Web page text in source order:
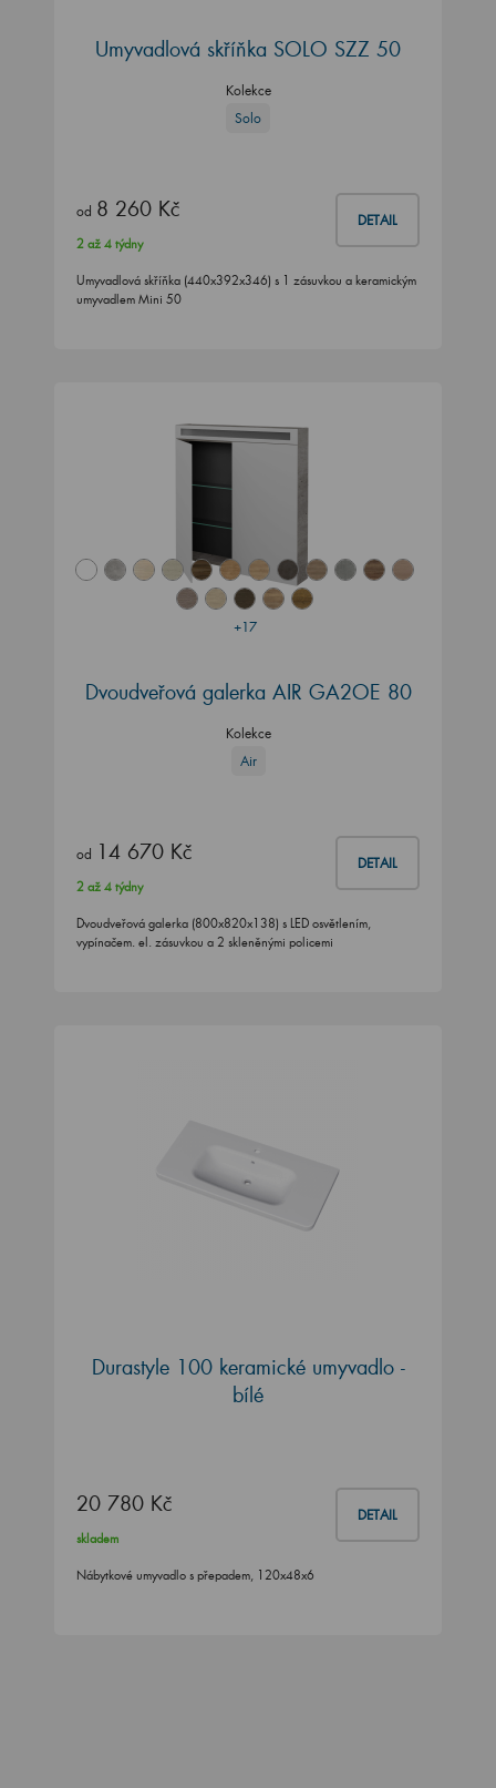
Umyvadlová skříňka SOLO SZZ 50
Kolekce
Solo
od 8 260 Kč DETAIL
2 až 4 týdny
Umyvadlová skříňka (440x392x346) s 1 zásuvkou a keramickým
umyvadlem Mini 50
+17
Dvoudveřová galerka AIR GA2OE 80
Kolekce
Air
od 14 670 Kč DETAIL
2 až 4 týdny
Dvoudveřová galerka (800x820x138) s LED osvětlením,
vypínačem. el. zásuvkou a 2 skleněnými policemi
Durastyle 100 keramické umyvadlo -
bílé
20 780 Kč DETAIL
skladem
Nábytkové umyvadlo s přepadem, 120x48x6